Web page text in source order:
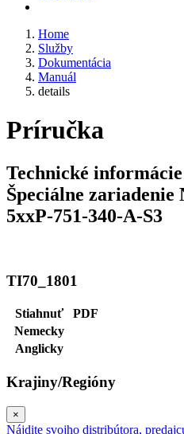
Home
Služby
Dokumentácia
Manuál
details
Príručka
Technické
Špeciálne
5xxP-751-340-A-S3
TI70_1801
Stiahnuť
PDF
Nemecky
Anglicky
Krajiny/Regióny
×
Nájdite svojho distribútora,